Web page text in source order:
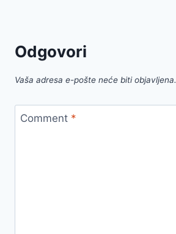
Odgovori
Vaša adresa e-pošte neće biti objavljena.
Comment *